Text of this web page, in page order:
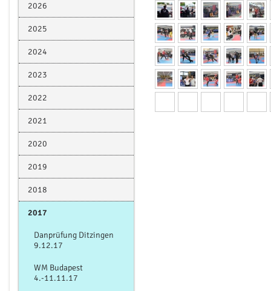
2026
2025
2024
2023
2022
2021
2020
2019
2018
2017
Danprüfung Ditzingen
9.12.17
WM Budapest
4.-11.11.17